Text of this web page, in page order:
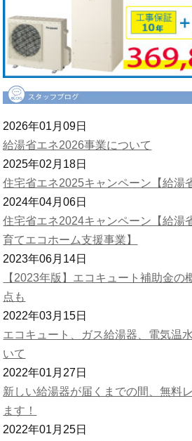
2026年01月09日
給湯省エネ2026事業について
2025年02月18日
住宅省エネ2025キャンペーン【給湯
2024年04月06日
住宅省エネ2024キャンペーン【給湯
育てエコホーム支援事業】
2023年06月14日
【2023年版】エコキュート補助金
点も
2022年03月15日
エコキュート、ガス給湯器、電気温
いて
2022年01月27日
新しい給湯器が届くまでの間、無料
ます！
2022年01月25日